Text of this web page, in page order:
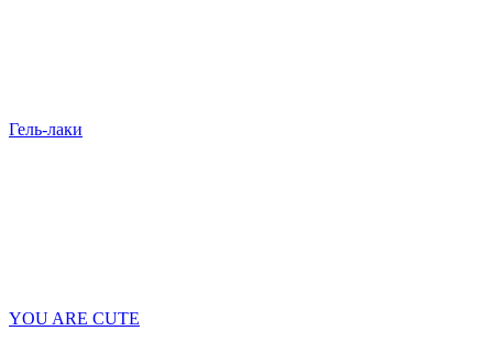
Гель-лаки
YOU ARE CUTE